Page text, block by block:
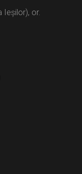
Ieșilor), or.